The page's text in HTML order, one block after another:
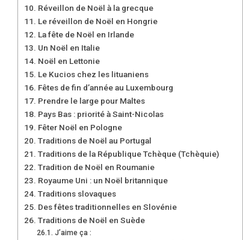
Réveillon de Noël à la grecque
Le réveillon de Noël en Hongrie
La fête de Noël en Irlande
Un Noël en Italie
Noël en Lettonie
Le Kucios chez les lituaniens
Fêtes de fin d’année au Luxembourg
Prendre le large pour Maltes
Pays Bas : priorité à Saint-Nicolas
Fêter Noël en Pologne
Traditions de Noël au Portugal
Traditions de la République Tchèque (Tchèquie)
Tradition de Noël en Roumanie
Royaume Uni : un Noël britannique
Traditions slovaques
Des fêtes traditionnelles en Slovénie
Traditions de Noël en Suède
J’aime ça :